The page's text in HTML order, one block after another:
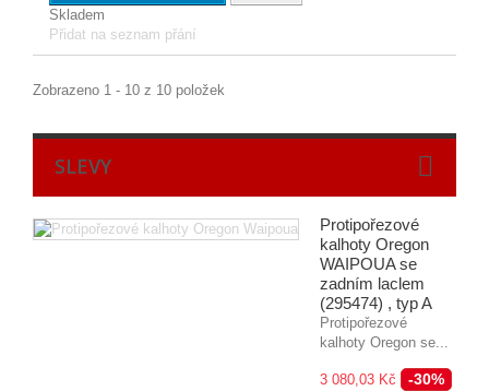
Skladem
Přidat na seznam přání
Zobrazeno 1 - 10 z 10 položek
SLEVY
Protipořezové
kalhoty Oregon
WAIPOUA se
zadním laclem
(295474) , typ A
Protipořezové
kalhoty Oregon se...
3 080,03 Kč -30%